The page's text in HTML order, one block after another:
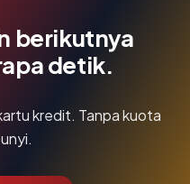
berikutnya
detik.
kredit. Tanpa kuota